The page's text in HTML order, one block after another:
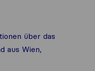
über das
aus Wien,